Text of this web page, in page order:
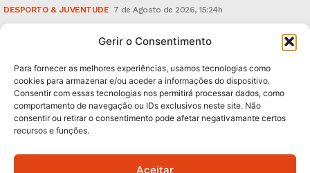
Gerir o Consentimento
Para fornecer as melhores experiências, usamos tecnologias como
cookies para armazenar e/ou aceder a informações do dispositivo.
Consentir com essas tecnologias nos permitirá processar dados, como
comportamento de navegação ou IDs exclusivos neste site. Não
consentir ou retirar o consentimento pode afetar negativamante certos
recursos e funções.
Aceitar
DESPORTO & JUVENTUDE 7 de Agosto de 2026, 15:24h
caudais e antecipa situações de risco
Subscreva Newsletter: